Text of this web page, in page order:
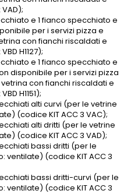
e 1 fianco specchiato e
per i servizi pizza e
con fianchi riscaldati e
H1127);
e 1 fianco specchiato e
disponibile per i servizi pizza
con fianchi riscaldati e
H1151);
alti curvi (per le vetrine
(codice KIT ACC 3 VAC);
alti dritti (per le vetrine
(codice KIT ACC 3 VAD);
bassi dritti (per le
ventilate) (codice KIT ACC 3
bassi dritti-curvi (per le
ventilate) (codice KIT ACC 3